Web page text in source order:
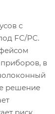
с
FC/PC.
в
решение